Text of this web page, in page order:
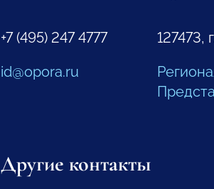
+7 (495) 247 4777
id@opora.ru
127473,
Другие контакты